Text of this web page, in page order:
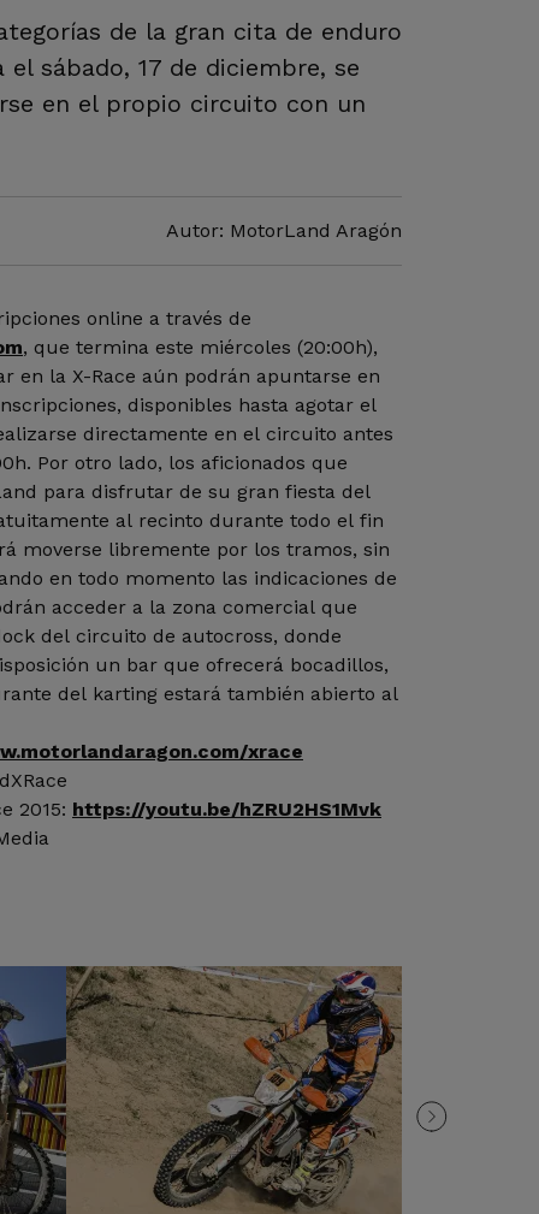
de la gran cita de enduro
sábado, 17 de diciembre, se
en el propio circuito con un
Autor: MotorLand Aragón
online a través de
, que termina este miércoles (20:00h),
en la X-Race aún podrán apuntarse en
disponibles hasta agotar el
directamente en el circuito antes
Por otro lado, los aficionados que
para disfrutar de su gran fiesta del
al recinto durante todo el fin
moverse libremente por los tramos, sin
en todo momento las indicaciones de
acceder a la zona comercial que
del circuito de autocross, donde
un bar que ofrecerá bocadillos,
del karting estará también abierto al
xrace
2015: https://youtu.be/hZRU2HS1Mvk